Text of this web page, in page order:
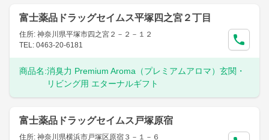
富士薬品ドラッグセイムス平塚四之宮２丁目
住所: 神奈川県平塚市四之宮２－２－１２
TEL: 0463-20-6181
商品名:消臭力 Premium Aroma（プレミアムアロマ）玄関・
リビング用 エターナルギフト
富士薬品ドラッグセイムス戸塚原宿
住所: 神奈川県横浜市戸塚区原宿３－１－６